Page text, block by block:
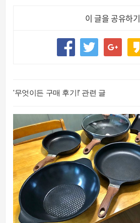
이 글을 공유하기
'무엇이든 구매 후기!' 관련 글